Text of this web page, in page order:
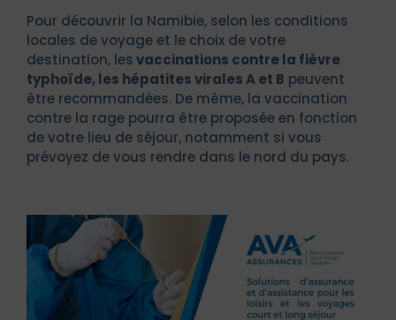
Pour découvrir la Namibie, selon les conditions
locales de voyage et le choix de votre
destination, lesvaccinations contre la fièvre
typhoïde, les hépatites virales A et B peuvent
être recommandées. De même, la vaccination
contre la rage pourra être proposée en fonction
de votre lieu de séjour, notamment si vous
prévoyez de vous rendre dans le nord du pays.